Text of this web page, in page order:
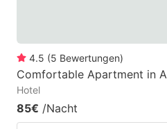
4.5 (5 Bewertungen)
Comfortable Apartment in
Hotel
85€ /Nacht